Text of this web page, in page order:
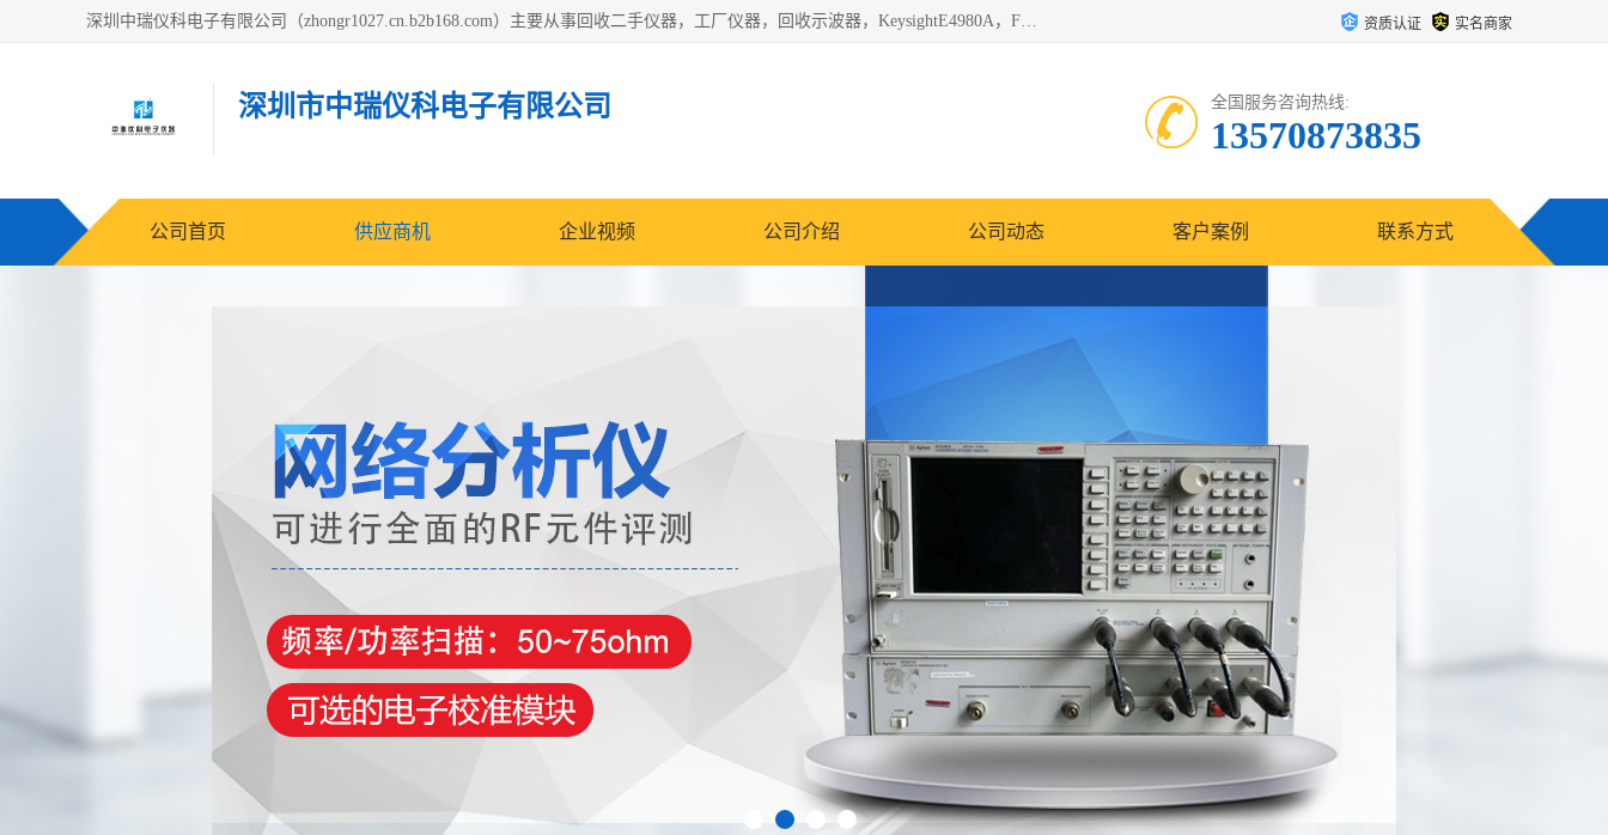
深圳中瑞仪科电子有限公司（zhongr1027.cn.b2b168.com）主要从事回收二手仪器，工厂仪器，回收示波器，KeysightE4980A，FLUKE754，MT8852B，IFR3920，Agilent N4010A，MT8852B等业务，全国统一热线：13570873835。深圳中瑞仪科电子有限公司整批或单出，专业评估高价回收工厂闲置仪器。 资质认证 实名商家
深圳市中瑞仪科电子有限公司 全国服务咨询热线:
13570873835
公司首页 供应商机 企业视频 公司介绍 公司动态 客户案例 联系方式